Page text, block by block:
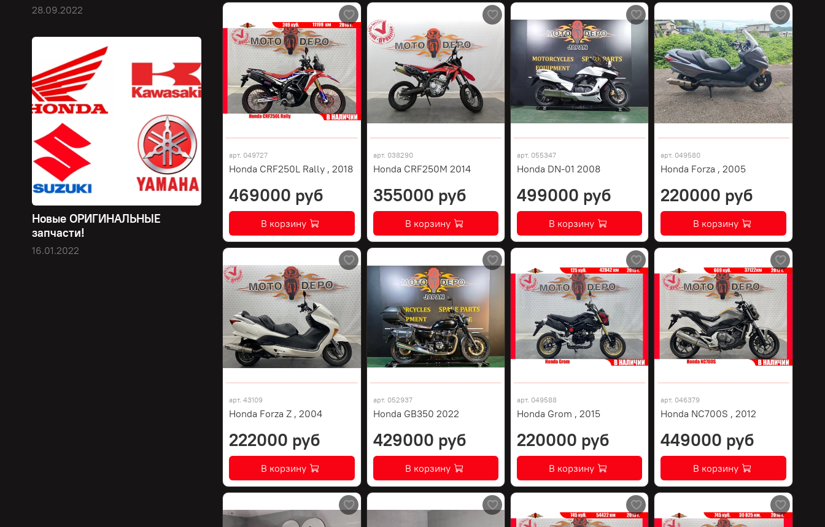
арт. 049727
Honda CRF250L Rally , 2018
469000 руб
В корзину
арт. 038290
Honda CRF250M 2014
355000 руб
В корзину
арт. 055347
Honda DN-01 2008
499000 руб
В корзину
арт. 049580
Honda Forza , 2005
220000 руб
В корзину
арт.43109
Honda Forza Z , 2004
222000 руб
В корзину
арт. 052937
Honda GB350 2022
429000 руб
В корзину
арт. 049588
Honda Grom , 2015
220000 руб
В корзину
арт. 046379
Honda NC700S , 2012
449000 руб
В корзину
28.09.2022
Новые ОРИГИНАЛЬНЫЕ
запчасти!
16.01.2022